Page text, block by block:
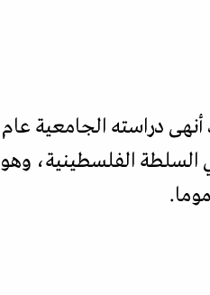
أنهى دراسته الجامعية عام
السلطة الفلسطينية، وهو